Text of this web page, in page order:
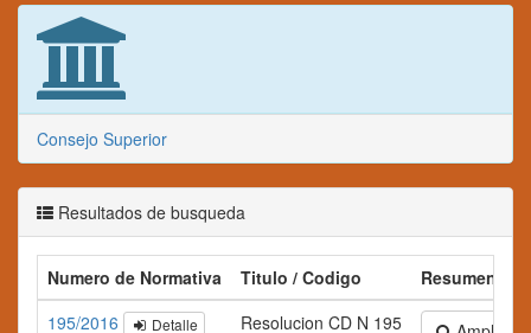
Consejo Superior
Resultados de busqueda
Numero de Normativa Titulo / Codigo
Resumen
195/2016
Detalle Resolucion CD N 195